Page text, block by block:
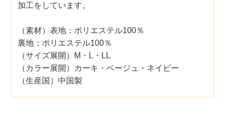
加工をしています。
（素材）表地：ポリエステル100％
裏地：ポリエステル100％
（サイズ展開）M・L・LL
（カラー展開）カーキ・ベージュ・ネイビー
（生産国）中国製